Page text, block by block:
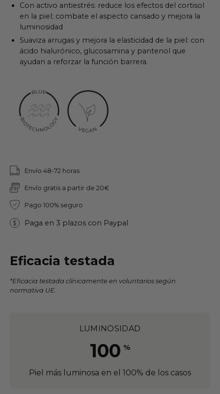
Con activo antiestrés: reduce los efectos del cortisol
en la piel; combate el aspecto cansado y mejora la
luminosidad
Suaviza arrugas y mejora la elasticidad de la piel: con
ácido hialurónico, glucosamina y pantenol que
ayudan a reforzar la función barrera.
Envío 48-72 horas
Envío gratis a partir de 20€
Pago 100% seguro
Paga en 3 plazos con Paypal
Eficacia testada
*Eficacia testada clínicamente en voluntarios según
normativa UE.
LUMINOSIDAD
100 %
Piel más luminosa en el 100% de los casos